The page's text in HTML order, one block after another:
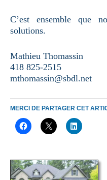
C’est ensemble que
solutions.
Mathieu Thomassin
418 825-2515
mthomassin@sbdl.net
MERCI DE PARTAGER CET